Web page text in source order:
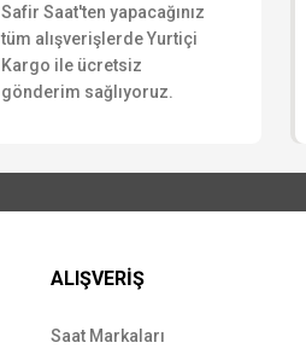
Safir Saat'ten yapacağınız
tüm alışverişlerde Yurtiçi
Kargo ile ücretsiz
gönderim sağlıyoruz.
ALIŞVERİŞ
Saat Markaları